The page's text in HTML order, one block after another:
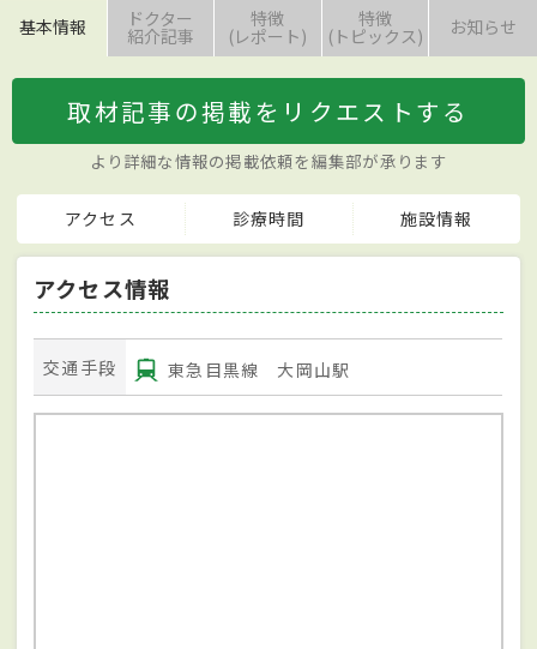
基本情報 ドクター
紹介記事
特徴
(レポート)
特徴
(トピックス) お知らせ
取材記事の掲載をリクエストする
より詳細な情報の掲載依頼を編集部が承ります
アクセス 診療時間 施設情報
アクセス情報
交通手段 東急目黒線 大岡山駅